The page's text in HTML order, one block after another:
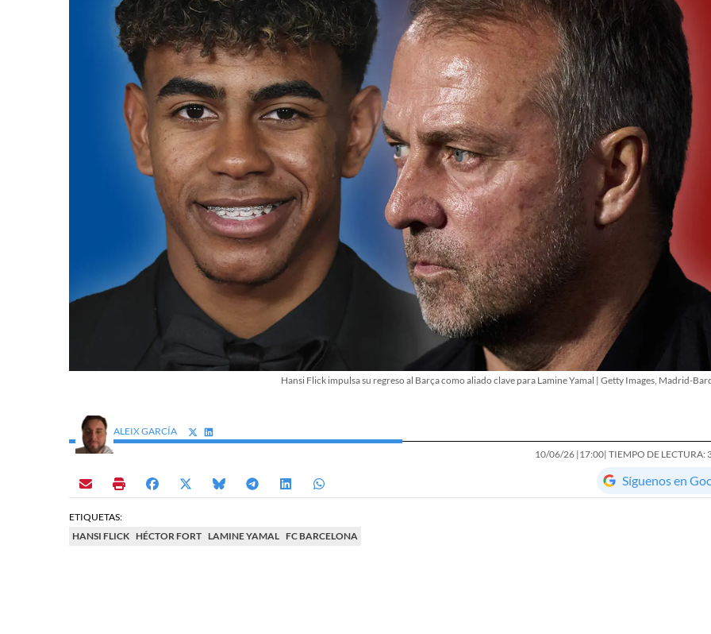
Hansi Flick impulsa su regreso al Barça como aliado clave para Lamine Yamal | Getty Images, Madrid-
ALEIX GARCÍA
10/06/26 |17:00| TIEMPO DE LECTURA:
Síguenos en
ETIQUETAS:
HANSI FLICK HÉCTOR FORT LAMINE YAMAL FC BARCELONA